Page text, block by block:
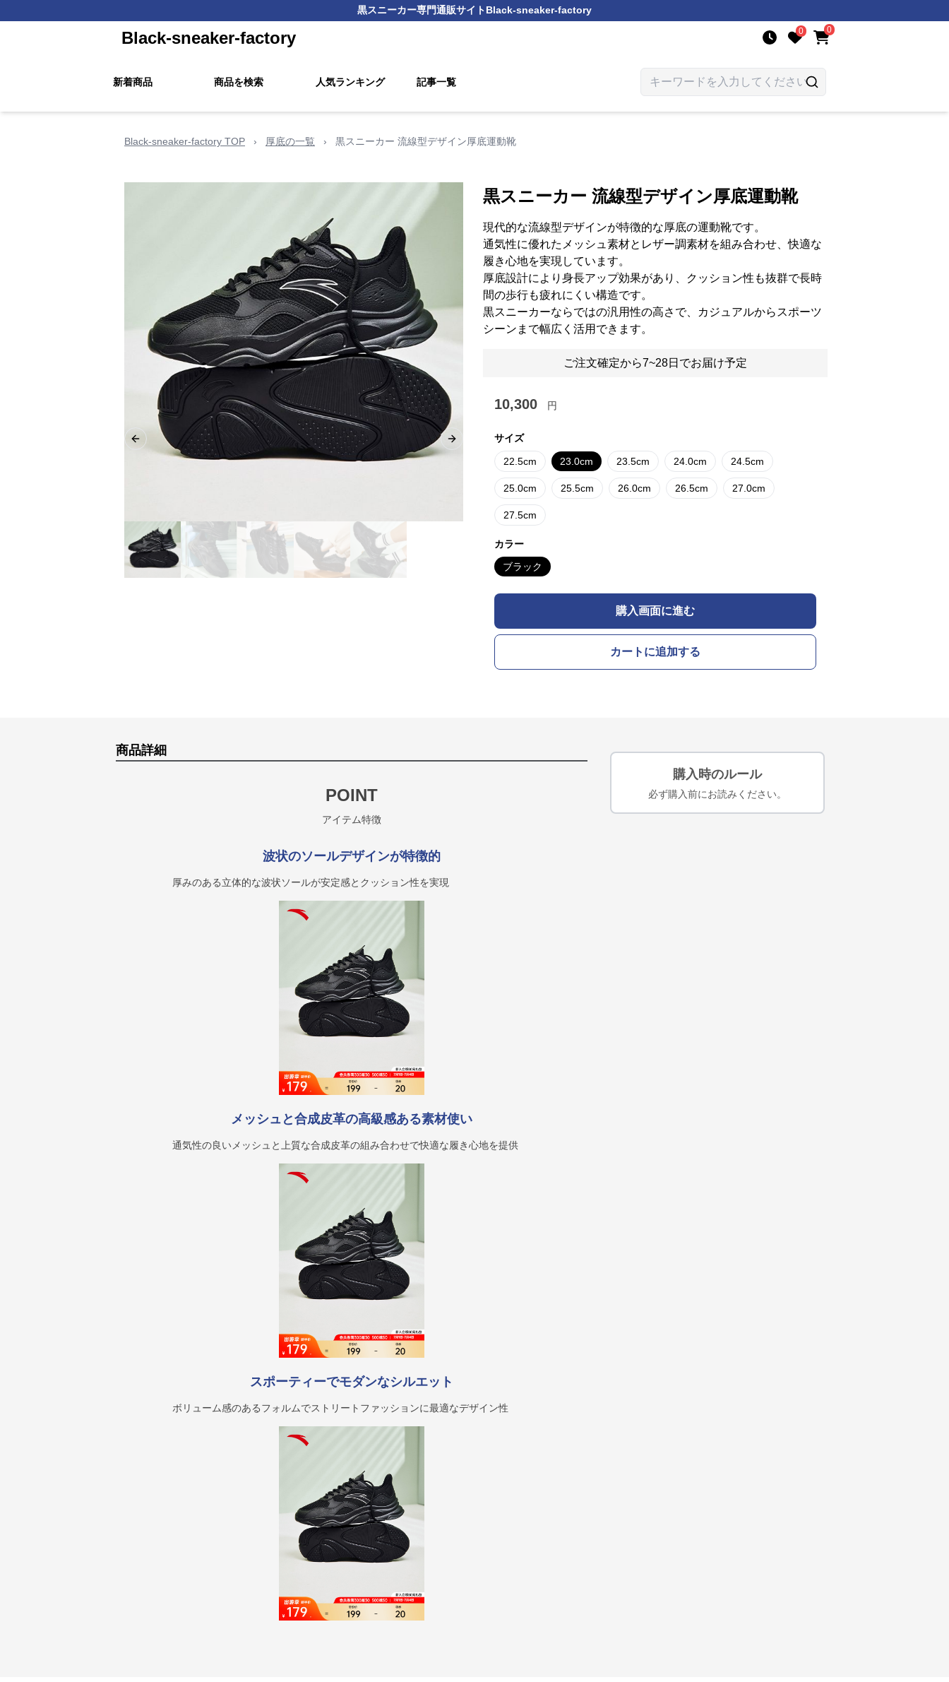
黒スニーカー専門通販サイトBlack-sneaker-factory
Black-sneaker-factory 0 0
新着商品 商品を検索 人気ランキング 記事一覧
Black-sneaker-factory TOP › 厚底の一覧 › 黒スニーカー 流線型デザイン厚底運動靴
Previous slide Next slide
黒スニーカー 流線型デザイン厚底運動靴
現代的な流線型デザインが特徴的な厚底の運動靴です。
通気性に優れたメッシュ素材とレザー調素材を組み合わせ、快適な
履き心地を実現しています。
厚底設計により身長アップ効果があり、クッション性も抜群で長時
間の歩行も疲れにくい構造です。
黒スニーカーならではの汎用性の高さで、カジュアルからスポーツ
シーンまで幅広く活用できます。
ご注文確定から7~28日でお届け予定
10,300 円
サイズ
22.5cm 23.0cm 23.5cm 24.0cm 24.5cm
25.0cm 25.5cm 26.0cm 26.5cm 27.0cm
27.5cm
カラー
ブラック
購入画面に進む
カートに追加する
商品詳細
POINT
アイテム特徴
波状のソールデザインが特徴的
厚みのある立体的な波状ソールが安定感とクッション性を実現
メッシュと合成皮革の高級感ある素材使い
通気性の良いメッシュと上質な合成皮革の組み合わせで快適な履き心地を提供
スポーティーでモダンなシルエット
ボリューム感のあるフォルムでストリートファッションに最適なデザイン性
購入時のルール
必ず購入前にお読みください。